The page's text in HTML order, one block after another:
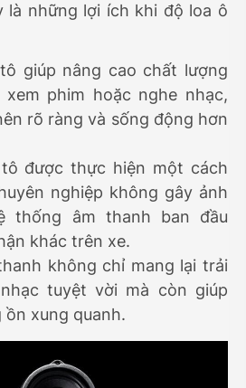
là những lợi ích khi độ loa ô
giúp nâng cao chất lượng
phim hoặc nghe nhạc,
rõ ràng và sống động hơn
được thực hiện một cách
nghiệp không gây ảnh
thống âm thanh ban đầu
khác trên xe.
không chỉ mang lại trải
tuyệt vời mà còn giúp
xung quanh.